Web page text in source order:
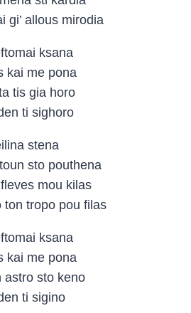
gi’ allous mirodia
ksana
kai me pona
tis gia horo
ti sighoro
stena
sto pouthena
mou kilas
ton tropo pou filas
ksana
kai me pona
astro sto keno
ti sigino